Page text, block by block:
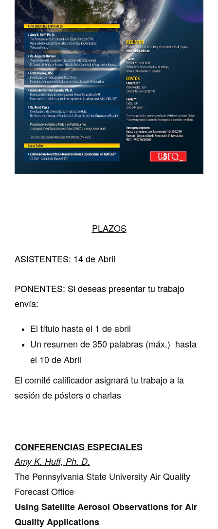
PLAZOS
ASISTENTES: 14 de Abril
PONENTES: Si deseas presentar tu trabajo
envía:
El título hasta el 1 de abril
Un resumen de 350 palabras (máx.) hasta
el 10 de Abril
El comité calificador asignará tu trabajo a la
sesión de pósters o charlas
CONFERENCIAS ESPECIALES
Amy K. Huff, Ph. D.
The Pennsylvania State University Air Quality
Forecast Office
Using Satellite Aerosol Observations for Air
Quality Applications